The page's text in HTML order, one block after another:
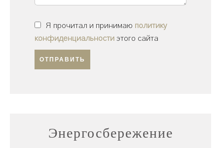
Я прочитал и принимаю политику
конфиденциальности этого сайта
ОТПРАВИТЬ
Энергосбережение